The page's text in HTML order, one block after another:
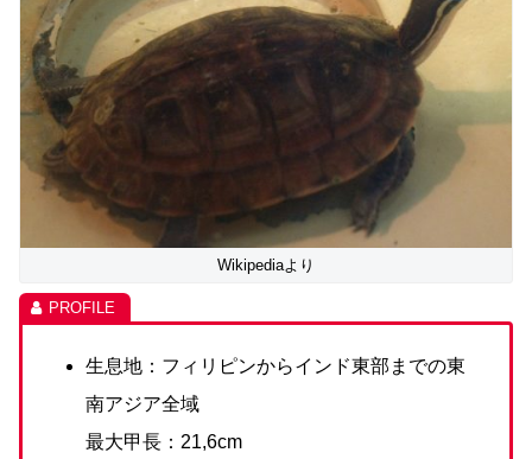
Wikipediaより
生息地：フィリピンからインド東部までの東
南アジア全域
最大甲長：21,6cm